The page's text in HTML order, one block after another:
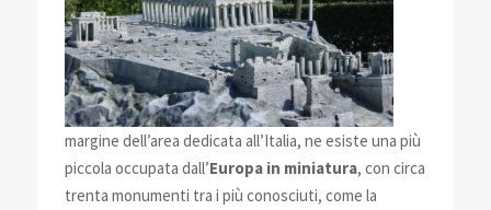
margine dell’area dedicata all’Italia, ne esiste una più
piccola occupata dall’Europa in miniatura, con circa
trenta monumenti tra i più conosciuti, come la